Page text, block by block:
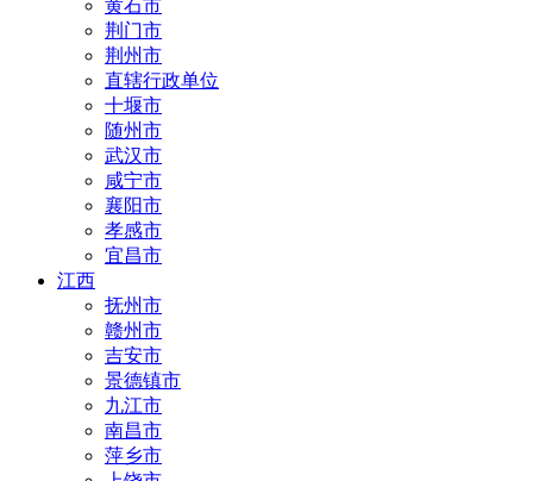
黄石市
荆门市
荆州市
直辖行政单位
十堰市
随州市
武汉市
咸宁市
襄阳市
孝感市
宜昌市
江西
抚州市
赣州市
吉安市
景德镇市
九江市
南昌市
萍乡市